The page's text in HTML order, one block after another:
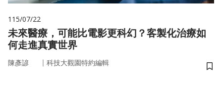
115/07/22
未來醫療，可能比電影更科幻？客製化治療如
何走進真實世界
陳彥諺 ｜ 科技大觀園特約編輯
儲